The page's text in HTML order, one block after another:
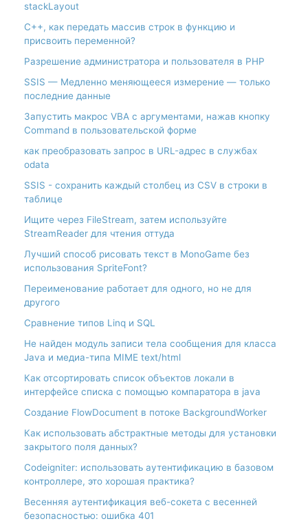
stackLayout
С++, как передать массив строк в функцию и
присвоить переменной?
Разрешение администратора и пользователя в PHP
SSIS — Медленно меняющееся измерение — только
последние данные
Запустить макрос VBA с аргументами, нажав кнопку
Command в пользовательской форме
как преобразовать запрос в URL-адрес в службах
odata
SSIS - сохранить каждый столбец из CSV в строки в
таблице
Ищите через FileStream, затем используйте
StreamReader для чтения оттуда
Лучший способ рисовать текст в MonoGame без
использования SpriteFont?
Переименование работает для одного, но не для
другого
Сравнение типов Linq и SQL
Не найден модуль записи тела сообщения для класса
Java и медиа-типа MIME text/html
Как отсортировать список объектов локали в
интерфейсе списка с помощью компаратора в java
Создание FlowDocument в потоке BackgroundWorker
Как использовать абстрактные методы для установки
закрытого поля данных?
Codeigniter: использовать аутентификацию в базовом
контроллере, это хорошая практика?
Весенняя аутентификация веб-сокета с весенней
безопасностью: ошибка 401